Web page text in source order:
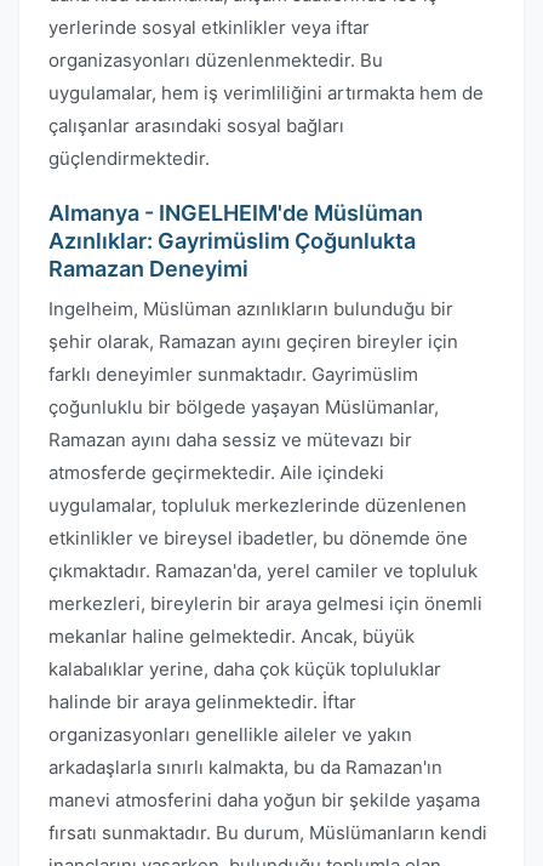
yerlerinde sosyal etkinlikler veya iftar
organizasyonları düzenlenmektedir. Bu
uygulamalar, hem iş verimliliğini artırmakta hem de
çalışanlar arasındaki sosyal bağları
güçlendirmektedir.
Almanya - INGELHEIM'de Müslüman
Azınlıklar: Gayrimüslim Çoğunlukta
Ramazan Deneyimi
Ingelheim, Müslüman azınlıkların bulunduğu bir
şehir olarak, Ramazan ayını geçiren bireyler için
farklı deneyimler sunmaktadır. Gayrimüslim
çoğunluklu bir bölgede yaşayan Müslümanlar,
Ramazan ayını daha sessiz ve mütevazı bir
atmosferde geçirmektedir. Aile içindeki
uygulamalar, topluluk merkezlerinde düzenlenen
etkinlikler ve bireysel ibadetler, bu dönemde öne
çıkmaktadır. Ramazan'da, yerel camiler ve topluluk
merkezleri, bireylerin bir araya gelmesi için önemli
mekanlar haline gelmektedir. Ancak, büyük
kalabalıklar yerine, daha çok küçük topluluklar
halinde bir araya gelinmektedir. İftar
organizasyonları genellikle aileler ve yakın
arkadaşlarla sınırlı kalmakta, bu da Ramazan'ın
manevi atmosferini daha yoğun bir şekilde yaşama
fırsatı sunmaktadır. Bu durum, Müslümanların kendi